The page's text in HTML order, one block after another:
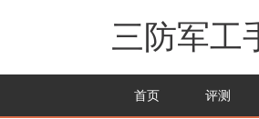
三防军工
首页 评测